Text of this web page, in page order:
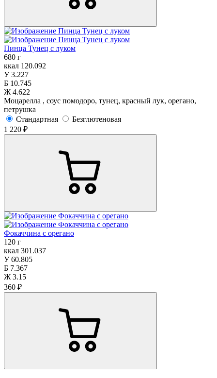
Пинца Тунец с луком
680 г
ккал 120.092
У3.227
Б 10.745
Ж 4.622
Моцарелла , соус помодоро, тунец, красный лук, орегано,
петрушка
Стандартная
Безглютеновая
1 220 ₽
Фокаччина с орегано
120 г
ккал 301.037
У60.805
Б 7.367
Ж 3.15
360 ₽